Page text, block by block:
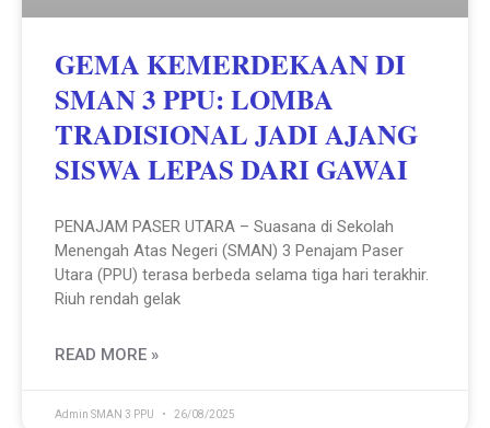
GEMA KEMERDEKAAN DI
SMAN 3 PPU: LOMBA
TRADISIONAL JADI AJANG
SISWA LEPAS DARI GAWAI
PENAJAM PASER UTARA – Suasana di Sekolah
Menengah Atas Negeri (SMAN) 3 Penajam Paser
Utara (PPU) terasa berbeda selama tiga hari terakhir.
Riuh rendah gelak
READ MORE »
Admin SMAN 3 PPU 26/08/2025